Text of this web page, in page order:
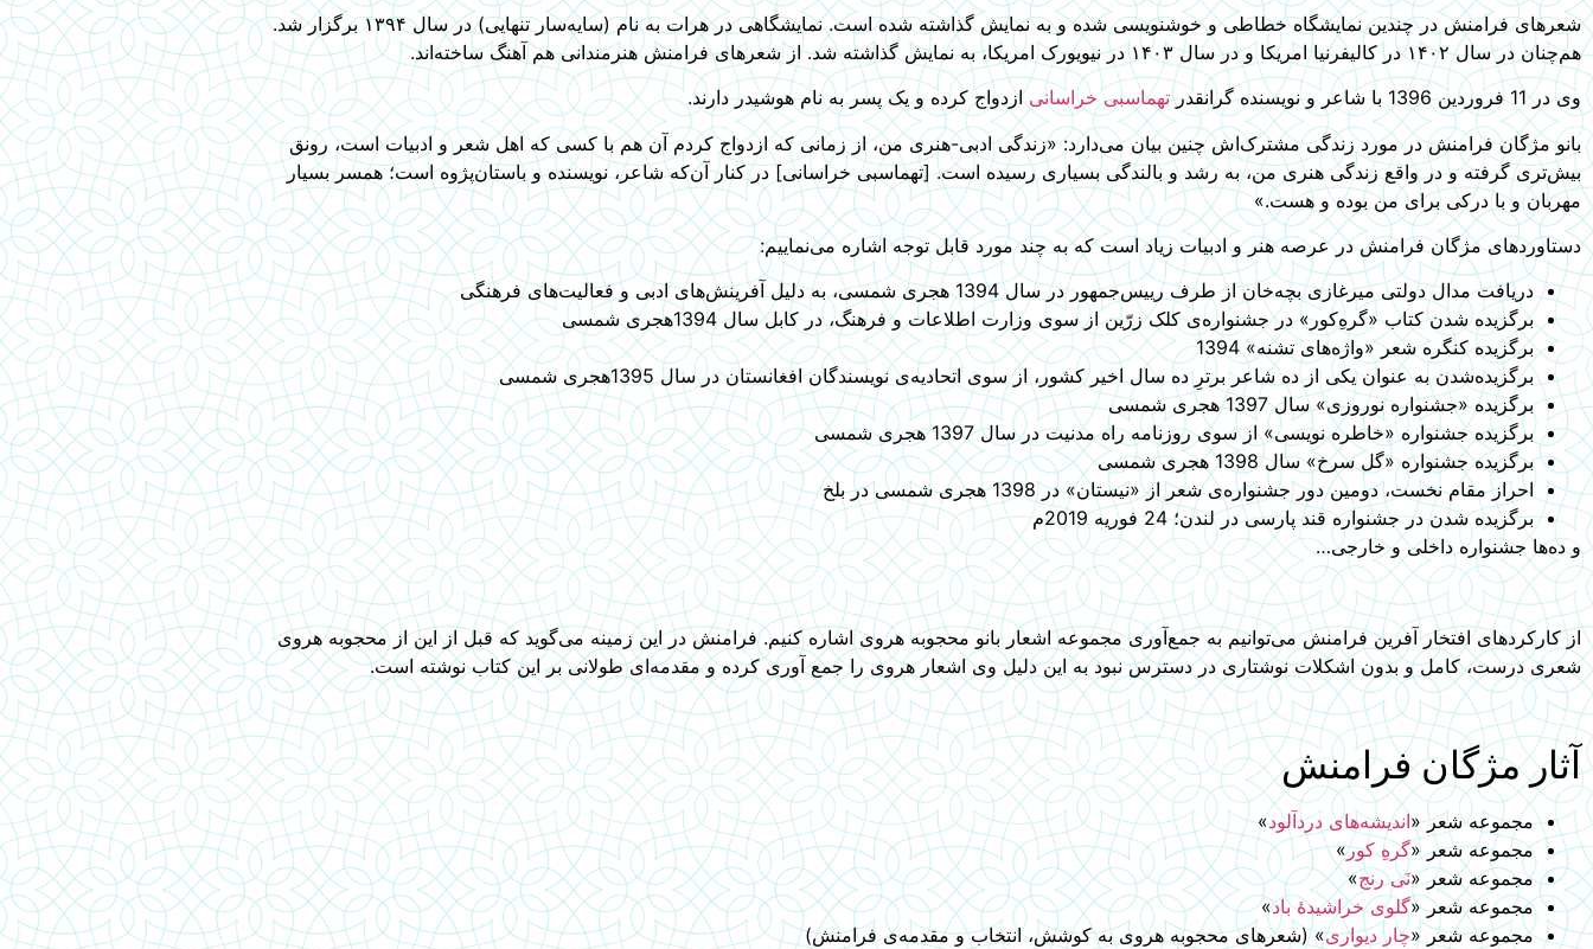
شعرهای فرامنش در چندین نمایشگاه خطاطی و خوشنویسی شده و به نمایش گذاشته شده است. نمایشگاهی در هرات به نام (سایه‌سار تنهایی) در سال ۱۳۹۴ برگزار شد.
هم‌چنان در سال ۱۴۰۲ در کالیفرنیا امریکا و در سال ۱۴۰۳ در نیویورک امریکا، به نمایش گذاشته شد. از شعرهای فرامنش هنرمندانی هم آهنگ ساخته‌اند.
وی در 11 فروردین 1396 با شاعر و نویسنده گرانقدر
تهماسبی خراسانیازدواج کرده و یک پسر به نام هوشیدر دارند.
بانو مژگان فرامنش در مورد زندگی مشترک‌اش چنین بیان می‌دارد: «زندگی ادبی-هنری من، از زمانی‌ که ازدواج کردم آن هم با کسی که اهل شعر و ادبیات است، رونق
بیش‌تری گرفته و در واقع زندگی هنری من، به رشد و بالندگی بسیاری رسیده است. [تهماسبی خراسانی] در کنار آن‌که شاعر، نویسنده و باستان‌پژوه است؛ همسر بسیار
مهربان و با درکی برای من بوده و هست.»
دستاوردهای مژگان فرامنش در عرصه هنر و ادبیات زیاد است که به چند مورد قابل توجه اشاره می‌نماییم:
دریافت مدال دولتی میرغازی بچه‌خان از طرف رییس‌جمهور در سال 1394 هجری شمسی، به دلیل آفرینش‌های ادبی و فعالیت‌های فرهنگی
برگزیده‌ شدن کتاب «گرهِ‌کور» در جشنواره‌ی کلک زرّین از سوی وزارت اطلاعات و فرهنگ، در کابل سال 1394هجری شمسی
برگزیده کنگره شعر «واژه‌های تشنه» 1394
برگزیده‌شدن به عنوان یکی از ده شاعر برترِ ده سال اخیر کشور، از سوی اتحادیه‌ی نویسندگان افغانستان در سال 1395هجری شمسی
برگزیده «جشنواره نوروزی» سال 1397 هجری شمسی
برگزیده جشنواره «خاطره نویسی» از سوی روزنامه راه مدنیت در سال 1397 هجری شمسی
برگزیده جشنواره «گل سرخ» سال 1398 هجری شمسی
احراز مقام نخست، دومین دور جشنواره‌ی شعر از «نیستان» در 1398 هجری شمسی در بلخ
برگزیده‌ شدن در جشنواره قند پارسی در لندن؛ 24 فوریه 2019م
و ده‌ها جشنواره داخلی و خارجی…
از کارکردهای افتخار آفرین فرامنش می‌توانیم به جمع‌آوری مجموعه اشعار بانو محجوبه هروی اشاره کنیم. فرامنش در این زمینه می‌گوید که قبل از این از محجوبه هروی
شعری درست، کامل و بدون اشکلات نوشتاری در دسترس نبود به این دلیل وی اشعار هروی را جمع آوری کرده و مقدمه‌ای طولانی بر این کتاب نوشته است.
آثار مژگان فرامنش
مجموعه شعر «اندیشه‌های دردآلود»
مجموعه شعر «گره‌ِ کور»
مجموعه شعر «نَی رنج»
مجموعه شعر «گلوی خراشیدهٔ باد»
مجموعه شعر «چار دیواری» (شعرهای محجوبه هروی به کوشش، انتخاب و مقدمه‌ی فرامنش)